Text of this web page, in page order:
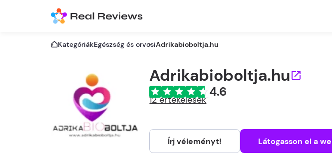
KategóriákEgészség és orvosiAdrikabioboltja.hu
Adrikabioboltja.hu
4.6
12 értékelések
Írj véleményt! Látogasson el a